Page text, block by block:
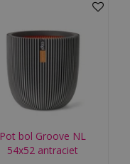
Pot bol Groove NL
54x52 antraciet